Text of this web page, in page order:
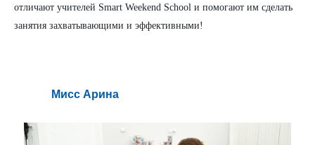
отличают учителей Smart Weekend School и помогают им сделать
занятия захватывающими и эффективными!
Mиcс Арина